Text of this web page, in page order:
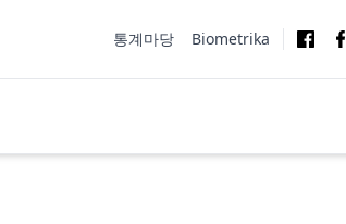
통계마당 Biometrika